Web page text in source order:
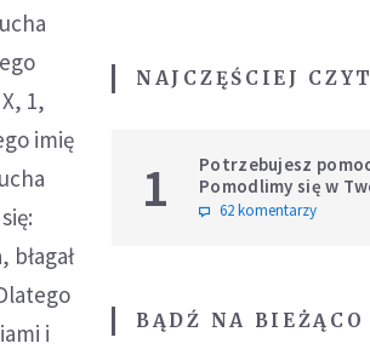
1,
imię
i
NAJCZĘŚCIEJ
1
Potrzebujesz
Pomodlimy się w
intencji
62 komentarzy
BĄDŹ NA BIEŻĄCO